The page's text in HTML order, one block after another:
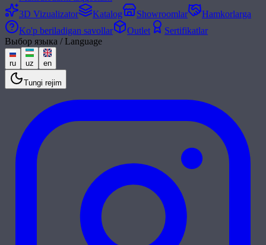
3D Vizualizator
Katalog Showroomlar
Hamkorlarga
Ko'p beriladigan savollar
Outlet
Sertifikatlar
Выбор языка / Language
ru uz en
Tungi rejim